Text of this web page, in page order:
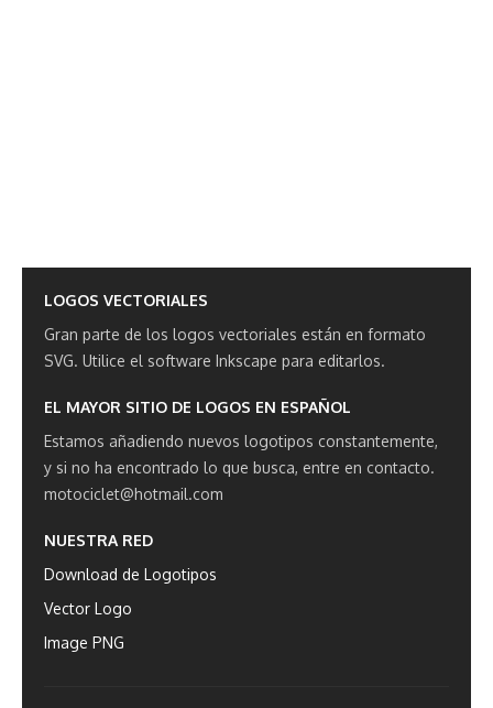
LOGOS VECTORIALES
Gran parte de los logos vectoriales están en formato
SVG. Utilice el software Inkscape para editarlos.
EL MAYOR SITIO DE LOGOS EN ESPAÑOL
Estamos añadiendo nuevos logotipos constantemente,
y si no ha encontrado lo que busca, entre en contacto.
motociclet@hotmail.com
NUESTRA RED
Download de Logotipos
Vector Logo
Image PNG